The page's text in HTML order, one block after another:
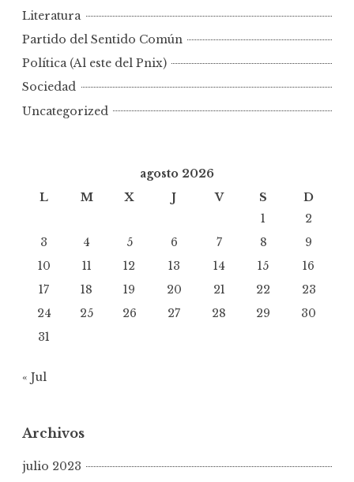
Literatura
Partido del Sentido Común
Política (Al este del Pnix)
Sociedad
Uncategorized
agosto 2026
L
M X J V S
D
1
2
3
4 5 6 7 8
9
10
11 12 13 14 15
16
17
18 19 20 21 22
23
24
25 26 27 28 29
30
31
« Jul
Archivos
julio 2023